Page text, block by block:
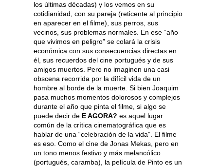
los últimas décadas) y los vemos en su
cotidianidad, con su pareja (reticente al principio
en aparecer en el filme), sus perros, sus
vecinos, sus problemas normales. En ese “año
que vivimos en peligro” se colará la crisis
económica con sus consecuencias directas en
él, sus recuerdos del cine portugués y de sus
amigos muertos. Pero no imaginen una casi
obscena recorrida por la difícil vida de un
hombre al borde de la muerte. Si bien Joaquim
pasa muchos momentos dolorosos y complejos
durante el año que pinta el filme, si algo se
puede decir de E AGORA? es aquel lugar
común de la crítica cinematográfica que es
hablar de una “celebración de la vida”. El filme
es eso. Como el cine de Jonas Mekas, pero en
un tono menos festivo y más melancólico
(portugués, caramba), la película de Pinto es un